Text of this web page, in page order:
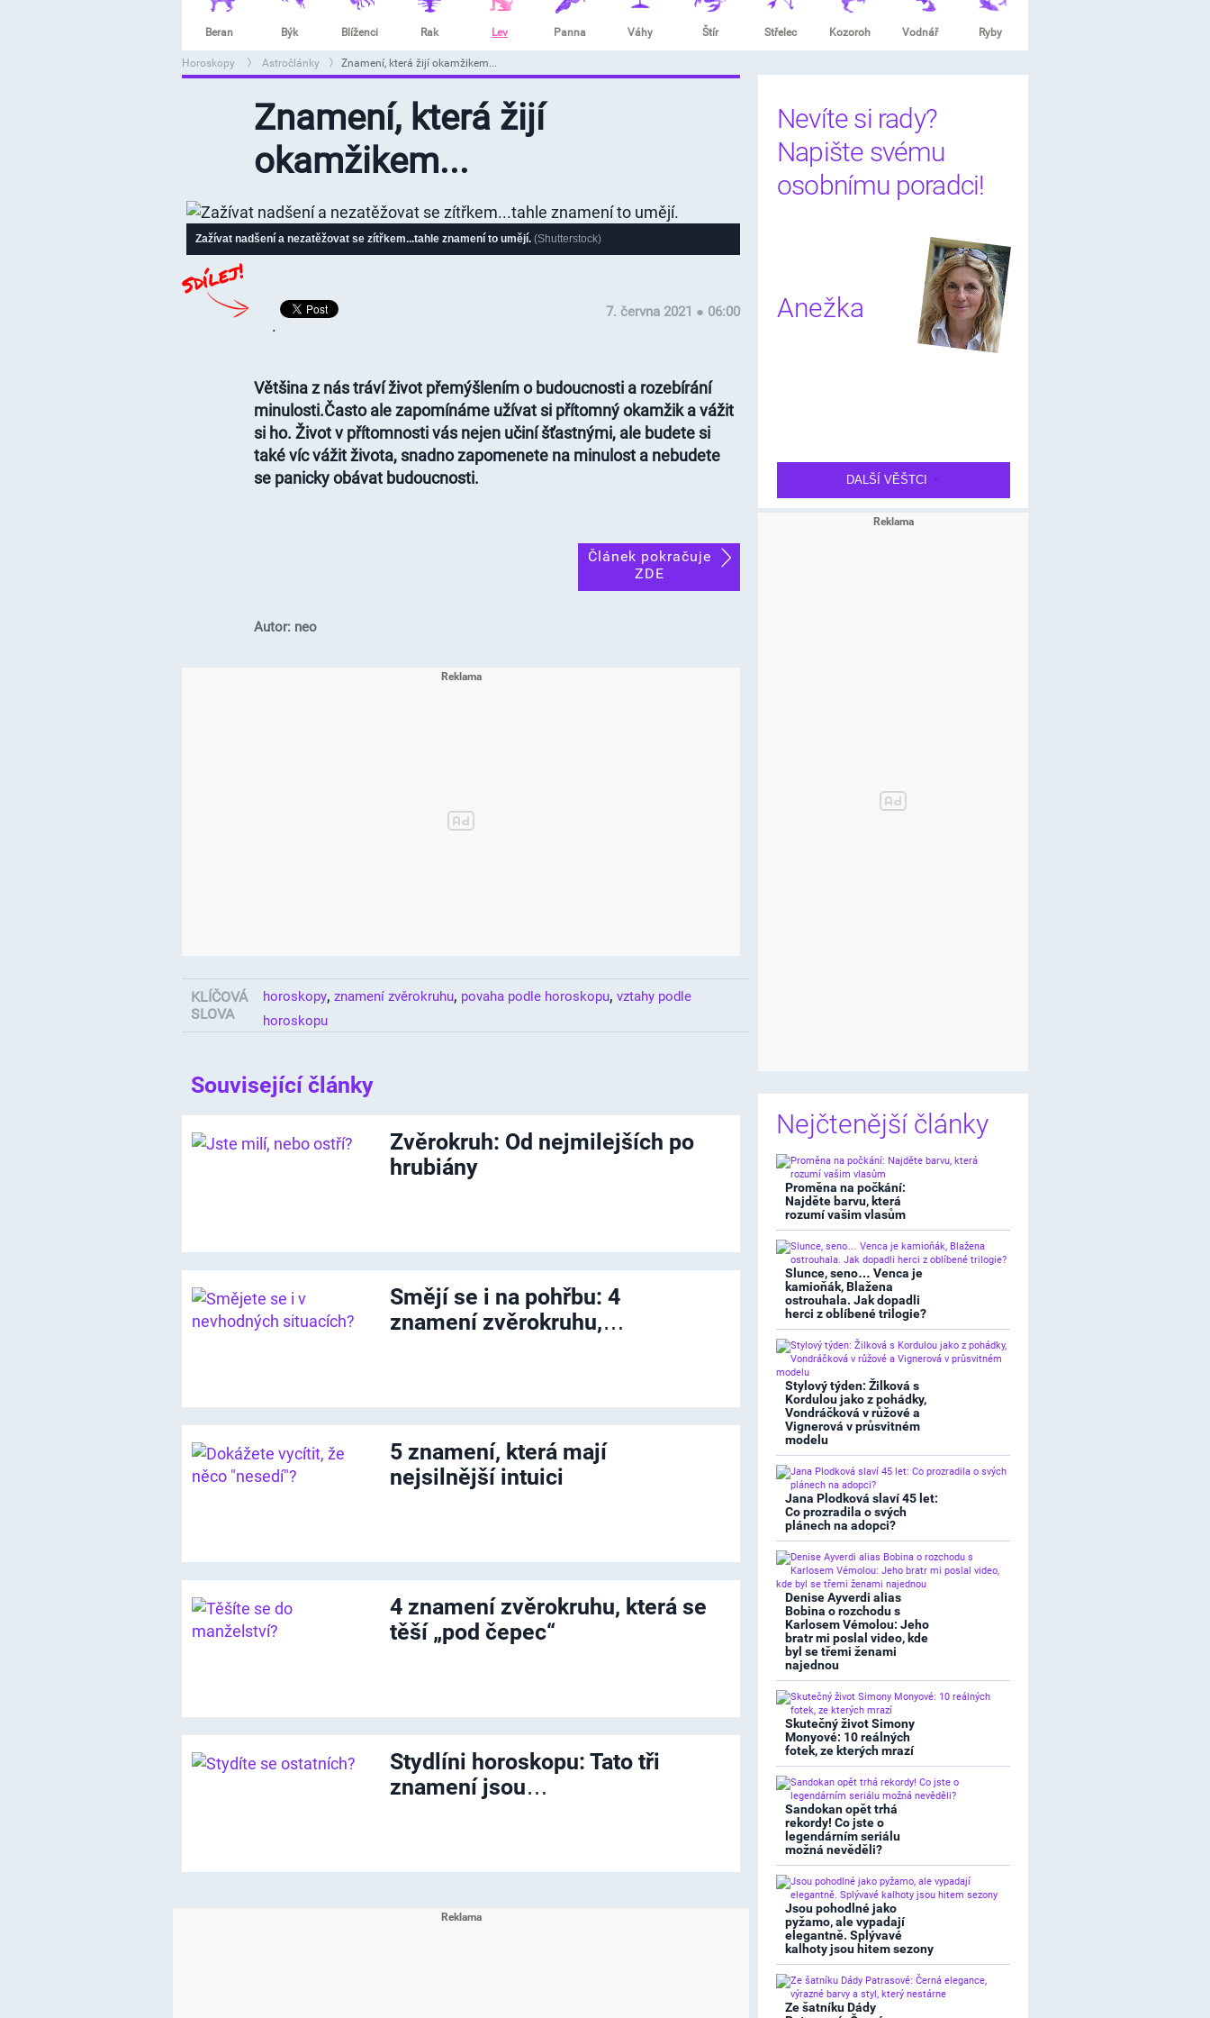
Beran Býk Blíženci Rak Lev Panna Váhy Štír Střelec Kozoroh Vodnář Ryby
Horoskopy Astročlánky Znamení, která žijí okamžikem...
Znamení, která žijí
okamžikem...
Zažívat nadšení a nezatěžovat se zítřkem...tahle znamení to umějí. (Shutterstock)
.
7. června 2021 ● 06:00
Většina z nás tráví život přemýšlením o budoucnosti a rozebírání
minulosti.Často ale zapomínáme užívat si přítomný okamžik a vážit
si ho. Život v přítomnosti vás nejen učiní šťastnými, ale budete si
také víc vážit života, snadno zapomenete na minulost a nebudete
se panicky obávat budoucnosti.
Článek pokračuje
ZDE
Autor: neo
KLÍČOVÁ
SLOVA
horoskopy, znamení zvěrokruhu, povaha podle horoskopu, vztahy podle
horoskopu
Související články
Zvěrokruh: Od nejmilejších po
hrubiány
Smějí se i na pohřbu: 4
znamení zvěrokruhu,…
5 znamení, která mají
nejsilnější intuici
4 znamení zvěrokruhu, která se
těší „pod čepec“
Stydlíni horoskopu: Tato tři
znamení jsou…
Nevíte si rady?
Napište svému
osobnímu poradci!
Anežka
DALŠÍ VĚŠTCI
Nejčtenější články
Proměna na počkání:
Najděte barvu, která
rozumí vašim vlasům
Slunce, seno… Venca je
kamioňák, Blažena
ostrouhala. Jak dopadli
herci z oblíbené trilogie?
Stylový týden: Žilková s
Kordulou jako z pohádky,
Vondráčková v růžové a
Vignerová v průsvitném
modelu
Jana Plodková slaví 45 let:
Co prozradila o svých
plánech na adopci?
Denise Ayverdi alias
Bobina o rozchodu s
Karlosem Vémolou: Jeho
bratr mi poslal video, kde
byl se třemi ženami
najednou
Skutečný život Simony
Monyové: 10 reálných
fotek, ze kterých mrazí
Sandokan opět trhá
rekordy! Co jste o
legendárním seriálu
možná nevěděli?
Jsou pohodlné jako
pyžamo, ale vypadají
elegantně. Splývavé
kalhoty jsou hitem sezony
Ze šatníku Dády